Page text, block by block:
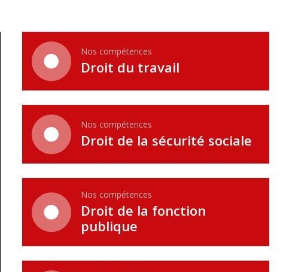
Nos compétences
Droit du travail
Nos compétences
Droit de la sécurité sociale
Nos compétences
Droit de la fonction
publique